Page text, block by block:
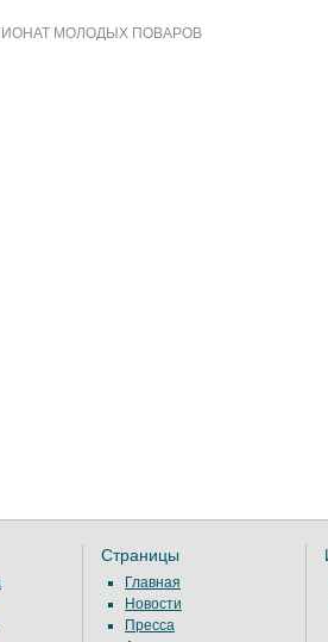
МОЛОДЫХ ПОВАРОВ
Страницы
Главная
Новости
Пресса